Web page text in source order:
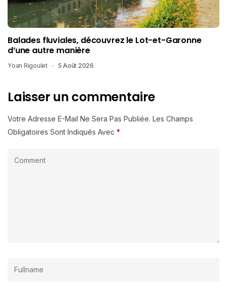
Balades fluviales, découvrez le Lot-et-Garonne
d’une autre manière
Yoan Rigoulet 5 Août 2026
Laisser un commentaire
Votre Adresse E-Mail Ne Sera Pas Publiée. Les Champs
Obligatoires Sont Indiqués Avec *